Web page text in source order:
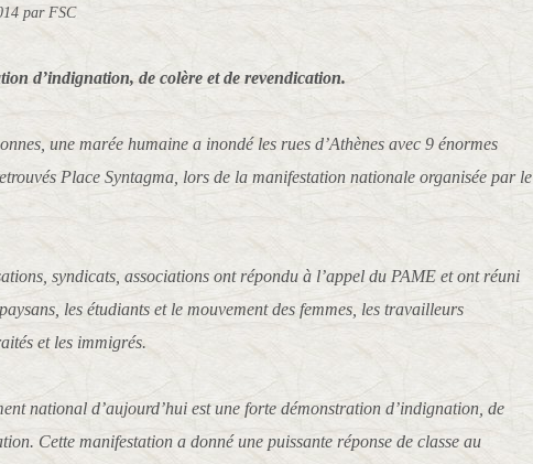
par FSC
d’indignation, de colère et de revendication.
une marée humaine a inondé les rues d’Athènes avec 9 énormes
Place Syntagma, lors de la manifestation nationale organisée par le
syndicats, associations ont répondu à l’appel du PAME et ont réuni
les étudiants et le mouvement des femmes, les travailleurs
et les immigrés.
national d’aujourd’hui est une forte démonstration d’indignation, de
Cette manifestation a donné une puissante réponse de classe au